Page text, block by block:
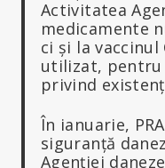
Activitatea
medicamente
ci și la
utilizat, pentru
privind
În ianuarie,
siguranță
Agenției